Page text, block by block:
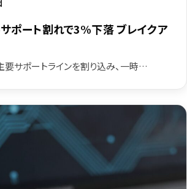
ポート割れで3%下落 ブレイクア
要サポートラインを割り込み、一時…